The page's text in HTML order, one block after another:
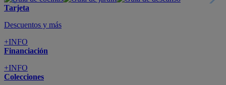
Tarjeta
Descuentos y más
+INFO
Financiación
+INFO
Colecciones